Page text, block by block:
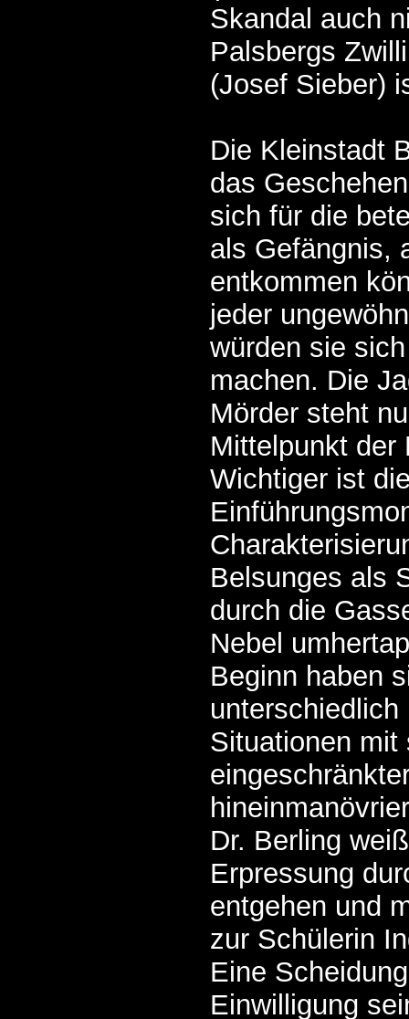
Skandal auch
Palsbergs
(Josef Sieber)
Die Kleinstadt
das
sich für die
als Gefängnis,
entkommen
jeder
würden sie
machen. Die
Mörder steht
Mittelpunkt der
Wichtiger ist
Belsunges als
durch die
Nebel
Beginn haben
unterschiedlich
Situationen mit
Dr. Berling
Erpressung
entgehen und
zur Schülerin
Eine
Einwilligung